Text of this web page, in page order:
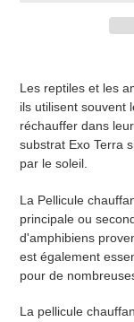
produit
Les reptiles et les
ils utilisent souvent
réchauffer dans
substrat Exo Terra
par le soleil.
La Pellicule
principale ou
d'amphibiens
est également
pour de
La pellicule